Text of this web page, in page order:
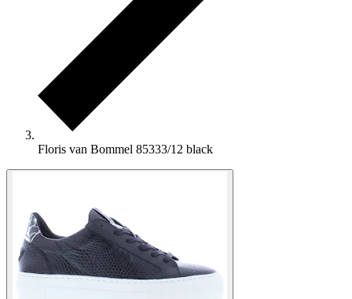
Floris van Bommel 85333/12 black